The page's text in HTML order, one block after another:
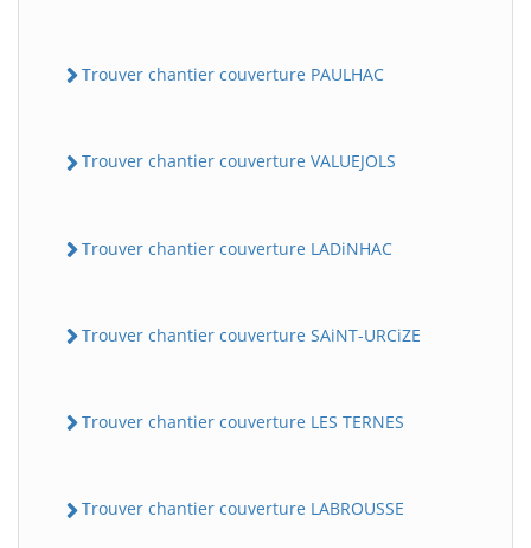
Trouver chantier couverture PAULHAC
Trouver chantier couverture VALUEJOLS
Trouver chantier couverture LADiNHAC
Trouver chantier couverture SAiNT-URCiZE
Trouver chantier couverture LES TERNES
Trouver chantier couverture LABROUSSE